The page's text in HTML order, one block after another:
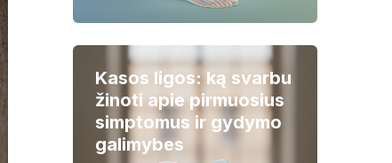
Kasos ligos: ką svarbu
žinoti apie pirmuosius
simptomus ir gydymo
galimybes